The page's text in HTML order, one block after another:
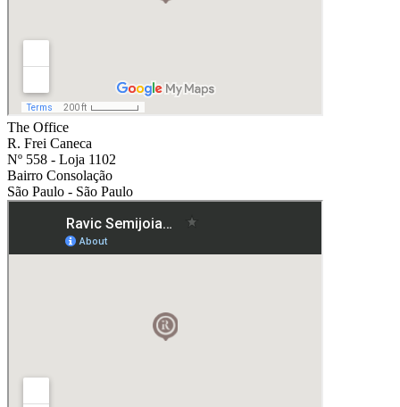
The Office
R. Frei Caneca
Nº 558 - Loja 1102
Bairro Consolação
São Paulo - São Paulo